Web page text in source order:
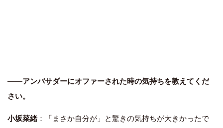
――アンバサダーにオファーされた時の気持ちを教えてくだ
さい。
小坂菜緒：「まさか自分が」と驚きの気持ちが大きかったで